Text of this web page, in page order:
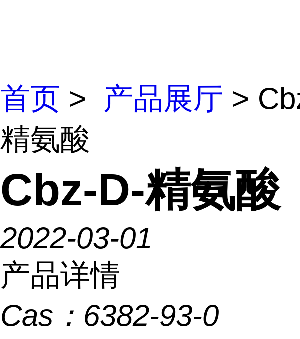
首页 > 产品展厅 >
精氨酸
Cbz-D-精氨酸
2022-03-01
产品详情
Cas： 6382-93-0